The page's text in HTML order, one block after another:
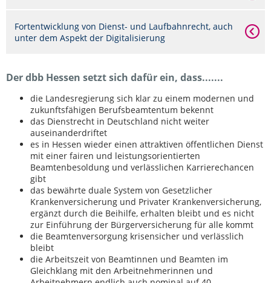
Fortentwicklung von Dienst- und Laufbahnrecht, auch
unter dem Aspekt der Digitalisierung
Der dbb Hessen setzt sich dafür ein, dass.......
die Landesregierung sich klar zu einem modernen und
zukunftsfähigen Berufsbeamtentum bekennt
das Dienstrecht in Deutschland nicht weiter
auseinanderdriftet
es in Hessen wieder einen attraktiven öffentlichen Dienst
mit einer fairen und leistungsorientierten
Beamtenbesoldung und verlässlichen Karrierechancen
gibt
das bewährte duale System von Gesetzlicher
Krankenversicherung und Privater Krankenversicherung,
ergänzt durch die Beihilfe, erhalten bleibt und es nicht
zur Einführung der Bürgerversicherung für alle kommt
die Beamtenversorgung krisensicher und verlässlich
bleibt
die Arbeitszeit von Beamtinnen und Beamten im
Gleichklang mit den Arbeitnehmerinnen und